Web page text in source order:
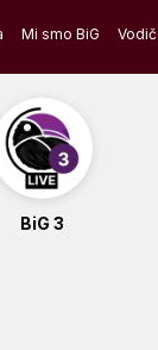
Mi smo BiG
BiG 3